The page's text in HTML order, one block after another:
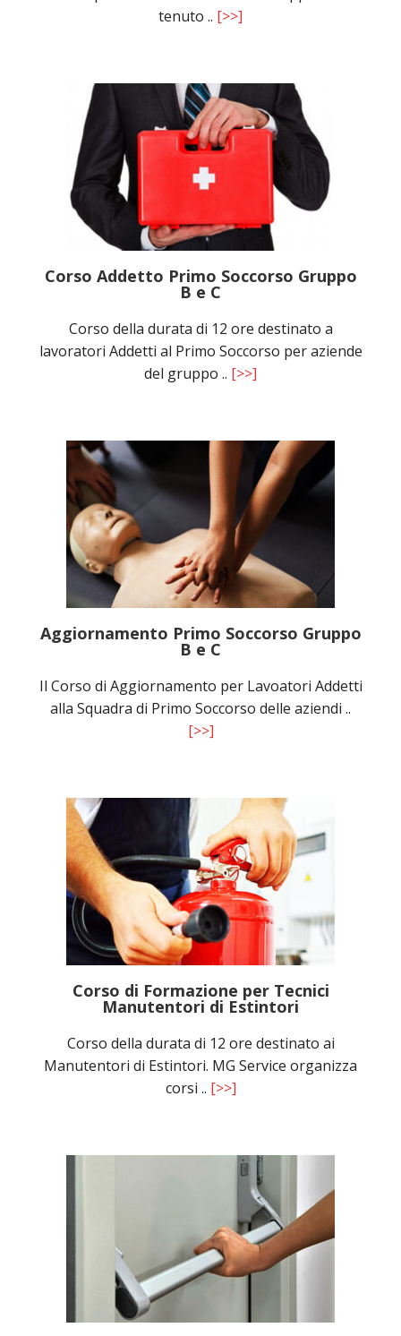
tenuto .. [>>]
Corso Addetto Primo Soccorso Gruppo
B e C
Corso della durata di 12 ore destinato a
lavoratori Addetti al Primo Soccorso per aziende
del gruppo .. [>>]
Aggiornamento Primo Soccorso Gruppo
B e C
Il Corso di Aggiornamento per Lavoatori Addetti
alla Squadra di Primo Soccorso delle aziendi ..
[>>]
Corso di Formazione per Tecnici
Manutentori di Estintori
Corso della durata di 12 ore destinato ai
Manutentori di Estintori. MG Service organizza
corsi .. [>>]